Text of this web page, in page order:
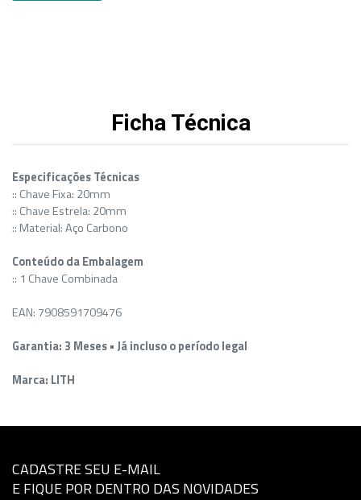
Ficha Técnica
Especificações Técnicas
:: Chave Fixa: 20mm
:: Chave Estrela: 20mm
:: Material: Aço Carbono
Conteúdo da Embalagem
:: 1 Chave Combinada
EAN: 7908591709476
Garantia: 3 Meses • Já incluso o período legal
Marca: LITH
CADASTRE SEU E-MAIL
E FIQUE POR DENTRO DAS NOVIDADES